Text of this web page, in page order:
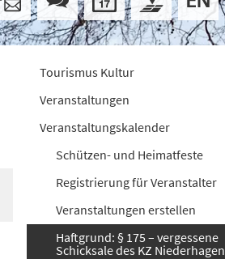
Tourismus Kultur
Veranstaltungen
Veranstaltungskalender
Schützen- und Heimatfeste
Registrierung für Veranstalter
Veranstaltungen erstellen
Haftgrund: § 175 – vergessene
Schicksale des KZ Niederhagen